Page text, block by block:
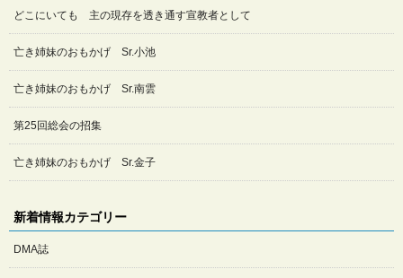
どこにいても 主の現存を透き通す宣教者として
亡き姉妹のおもかげ Sr.小池
亡き姉妹のおもかげ Sr.南雲
第25回総会の招集
亡き姉妹のおもかげ Sr.金子
新着情報カテゴリー
DMA誌